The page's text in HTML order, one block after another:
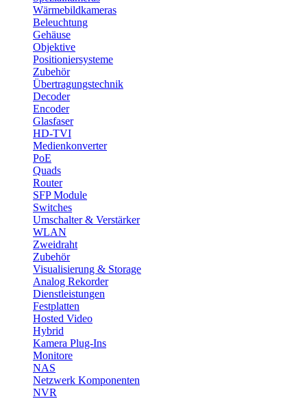
Wärmebildkameras
Beleuchtung
Gehäuse
Objektive
Positioniersysteme
Zubehör
Übertragungstechnik
Decoder
Encoder
Glasfaser
HD-TVI
Medienkonverter
PoE
Quads
Router
SFP Module
Switches
Umschalter & Verstärker
WLAN
Zweidraht
Zubehör
Visualisierung & Storage
Analog Rekorder
Dienstleistungen
Festplatten
Hosted Video
Hybrid
Kamera Plug-Ins
Monitore
NAS
Netzwerk Komponenten
NVR